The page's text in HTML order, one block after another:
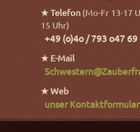
★ Telefon (Mo-Fr 13-17
15 Uhr)
+49 (o)4o / 793 o47 69
★ E-Mail
★ Web
unser Kontaktformular